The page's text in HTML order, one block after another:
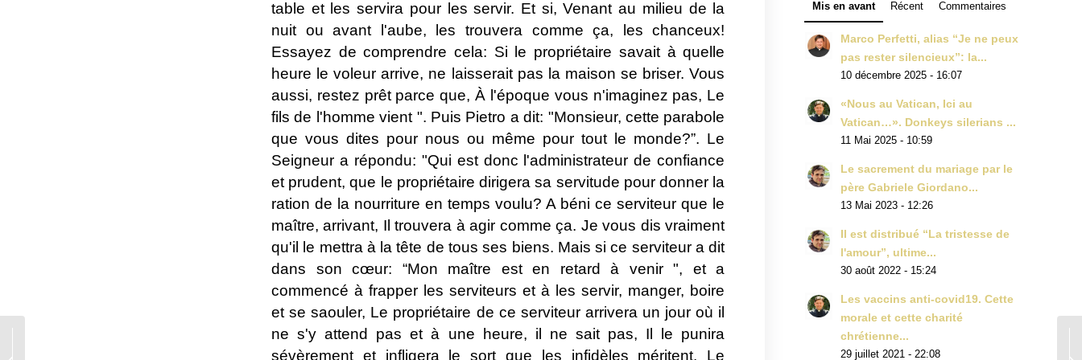
table et les servira pour les servir. Et si, Venant au milieu de la
nuit ou avant l'aube, les trouvera comme ça, les chanceux!
Essayez de comprendre cela: Si le propriétaire savait à quelle
heure le voleur arrive, ne laisserait pas la maison se briser. Vous
aussi, restez prêt parce que, À l'époque vous n'imaginez pas, Le
fils de l'homme vient ". Puis Pietro a dit: "Monsieur, cette parabole
que vous dites pour nous ou même pour tout le monde?”. Le
Seigneur a répondu: "Qui est donc l'administrateur de confiance
et prudent, que le propriétaire dirigera sa servitude pour donner la
ration de la nourriture en temps voulu? A béni ce serviteur que le
maître, arrivant, Il trouvera à agir comme ça. Je vous dis vraiment
qu'il le mettra à la tête de tous ses biens. Mais si ce serviteur a dit
dans son cœur: “Mon maître est en retard à venir ", et a
commencé à frapper les serviteurs et à les servir, manger, boire
et se saouler, Le propriétaire de ce serviteur arrivera un jour où il
ne s'y attend pas et à une heure, il ne sait pas, Il le punira
sévèrement et infligera le sort que les infidèles méritent. Le
Mis en avant Récent Commentaires
Marco Perfetti, alias “Je ne peux
pas rester silencieux”: la...
10 décembre 2025 - 16:07
«Nous au Vatican, Ici au
Vatican…». Donkeys silerians ...
11 Mai 2025 - 10:59
Le sacrement du mariage par le
père Gabriele Giordano...
13 Mai 2023 - 12:26
Il est distribué “La tristesse de
l'amour”, ultime...
30 août 2022 - 15:24
Les vaccins anti-covid19. Cette
morale et cette charité
chrétienne...
29 juillet 2021 - 22:08